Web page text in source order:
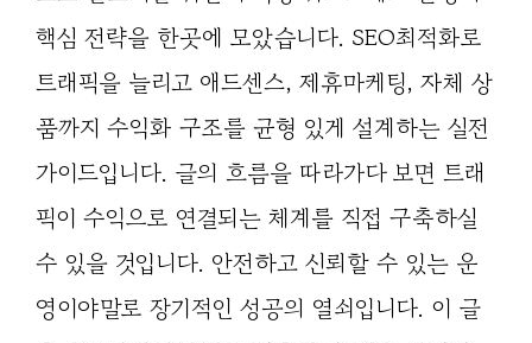
핵심 전략을 한곳에 모았습니다. SEO최적화로
트래픽을 늘리고 애드센스, 제휴마케팅, 자체 상
품까지 수익화 구조를 균형 있게 설계하는 실전
가이드입니다. 글의 흐름을 따라가다 보면 트래
픽이 수익으로 연결되는 체계를 직접 구축하실
수 있을 것입니다. 안전하고 신뢰할 수 있는 운
영이야말로 장기적인 성공의 열쇠입니다. 이 글